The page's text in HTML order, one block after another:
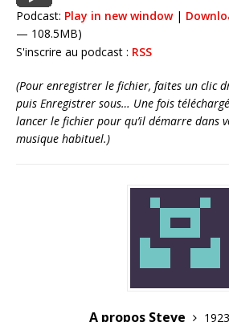
Podcast: Play in new window|
— 108.5MB)
S'inscrire au podcast : RSS
(Pour enregistrer le fichier, faites un clic
puis Enregistrer sous… Une fois
lancer le fichier pour qu’il démarre dans
musique habituel.)
A propos Steve